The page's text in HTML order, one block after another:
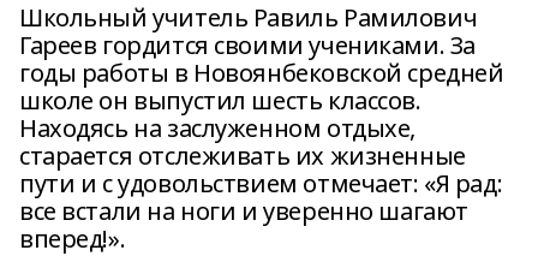
Школьный учитель Равиль Рамилович
Гареев гордится своими учениками. За
годы работы в Новоянбековской средней
школе он выпустил шесть классов.
Находясь на заслуженном отдыхе,
старается отслеживать их жизненные
пути и с удовольствием отмечает: «Я рад:
все встали на ноги и уверенно шагают
вперед!».